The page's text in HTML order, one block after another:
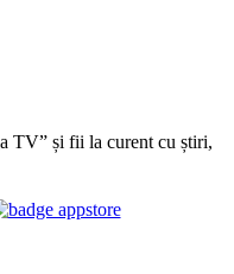
TV” și fii la curent cu știri,